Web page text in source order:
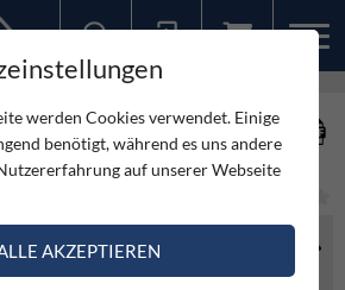
RINNE
werden Cookies verwendet. Einige
benötigt, während es uns andere
auf unserer Webseite
AKZEPTIEREN